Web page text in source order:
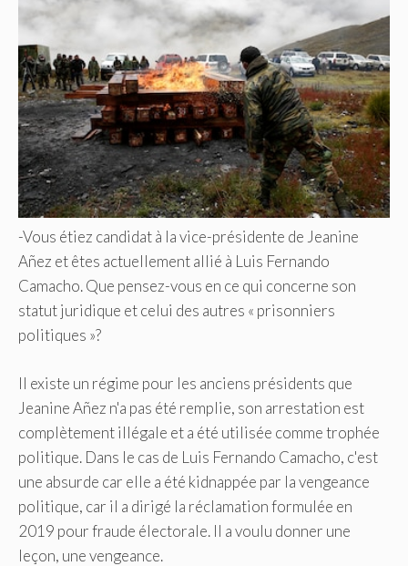
-Vous étiez candidat à la vice-présidente de Jeanine
Añez et êtes actuellement allié à Luis Fernando
Camacho. Que pensez-vous en ce qui concerne son
statut juridique et celui des autres « prisonniers
politiques »?
Il existe un régime pour les anciens présidents que
Jeanine Añez n'a pas été remplie, son arrestation est
complètement illégale et a été utilisée comme trophée
politique. Dans le cas de Luis Fernando Camacho, c'est
une absurde car elle a été kidnappée par la vengeance
politique, car il a dirigé la réclamation formulée en
2019 pour fraude électorale. Il a voulu donner une
leçon, une vengeance.